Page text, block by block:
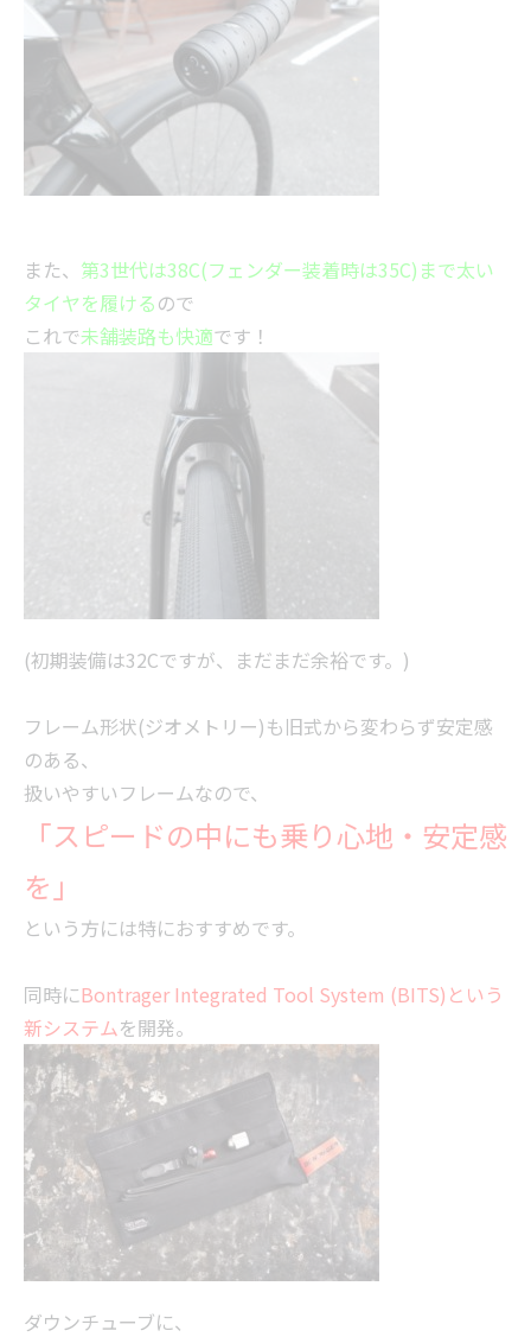
また、 第3世代は38C(フェンダー装着時は35C)まで太い
タイヤを履けるので
これで未舗装路も快適です！
(初期装備は32Cですが、まだまだ余裕です。)
フレーム形状(ジオメトリー)も旧式から変わらず安定感
のある、
扱いやすいフレームなので、
「スピードの中にも乗り心地・安定感
を」
という方には特におすすめです。
同時にBontrager Integrated Tool System (BITS)という
新システムを開発。
ダウンチューブに、